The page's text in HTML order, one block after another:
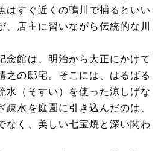
はすぐ近くの鴨川で捕るといい
、店主に習いながら伝統的な川
念館は、明治から大正にかけて
之の邸宅。そこには、はるばる
水（そすい）を使った涼しげな
疎水を庭園に引き込んだのは、
なく、美しい七宝焼と深い関わ